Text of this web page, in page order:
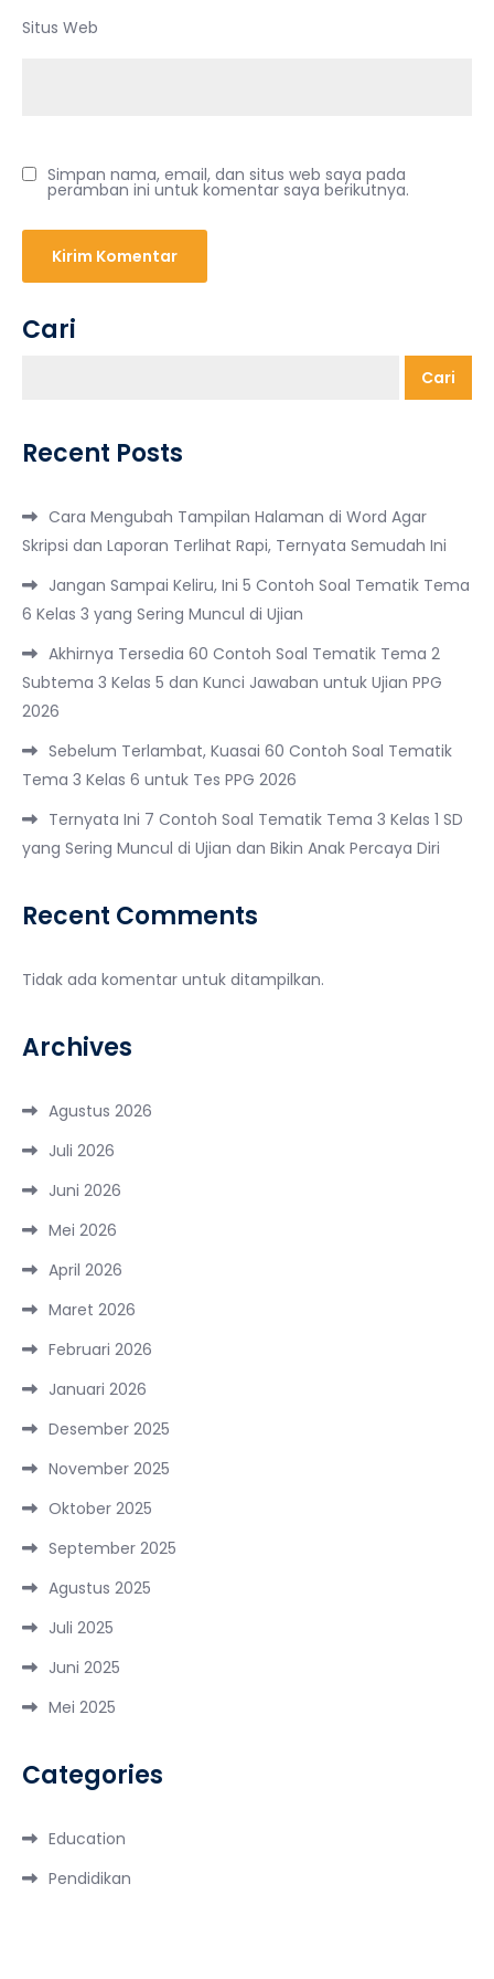
Situs Web
Simpan nama, email, dan situs web saya pada
peramban ini untuk komentar saya berikutnya.
Cari
Cari
Recent Posts
Cara Mengubah Tampilan Halaman di Word Agar
Skripsi dan Laporan Terlihat Rapi, Ternyata Semudah Ini
Jangan Sampai Keliru, Ini 5 Contoh Soal Tematik Tema
6 Kelas 3 yang Sering Muncul di Ujian
Akhirnya Tersedia 60 Contoh Soal Tematik Tema 2
Subtema 3 Kelas 5 dan Kunci Jawaban untuk Ujian PPG
2026
Sebelum Terlambat, Kuasai 60 Contoh Soal Tematik
Tema 3 Kelas 6 untuk Tes PPG 2026
Ternyata Ini 7 Contoh Soal Tematik Tema 3 Kelas 1 SD
yang Sering Muncul di Ujian dan Bikin Anak Percaya Diri
Recent Comments
Tidak ada komentar untuk ditampilkan.
Archives
Agustus 2026
Juli 2026
Juni 2026
Mei 2026
April 2026
Maret 2026
Februari 2026
Januari 2026
Desember 2025
November 2025
Oktober 2025
September 2025
Agustus 2025
Juli 2025
Juni 2025
Mei 2025
Categories
Education
Pendidikan